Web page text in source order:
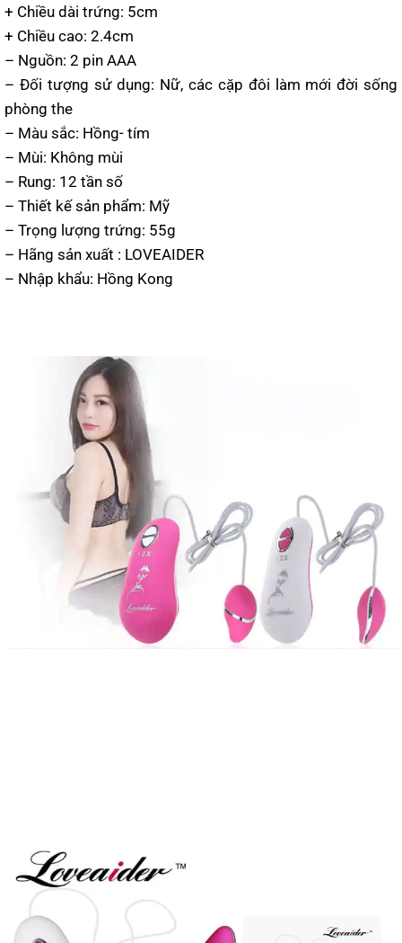
+ Chiều dài trứng: 5cm
+ Chiều cao: 2.4cm
– Nguồn: 2 pin AAA
– Đối tượng sử dụng: Nữ, các cặp đôi làm mới đời sống
phòng the
– Màu sắc: Hồng- tím
– Mùi: Không mùi
– Rung: 12 tần số
– Thiết kế sản phẩm: Mỹ
– Trọng lượng trứng: 55g
– Hãng sản xuất : LOVEAIDER
– Nhập khẩu: Hồng Kong